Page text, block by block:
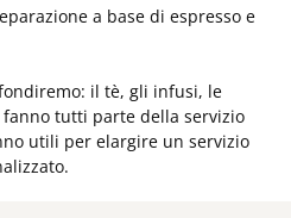
a base di espresso e
il tè, gli infusi, le
tutti parte della servizio
utili per elargire un servizio